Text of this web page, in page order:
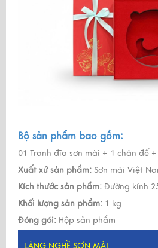
Bộ sản phẩm bao gồm:
01 Tranh đĩa sơn mài + 1 chân đế
Xuất xứ sản phẩm: Sơn mài Việt
Kích thước sản phẩm: Đường kính
Khối lượng sản phẩm: 1 kg
Đóng gói: Hộp sản phẩm